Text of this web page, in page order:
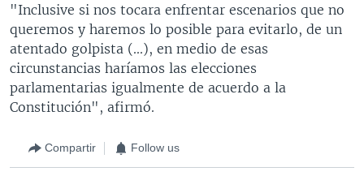
"Inclusive si nos tocara enfrentar escenarios que no
queremos y haremos lo posible para evitarlo, de un
atentado golpista (...), en medio de esas
circunstancias haríamos las elecciones
parlamentarias igualmente de acuerdo a la
Constitución", afirmó.
Compartir Follow us